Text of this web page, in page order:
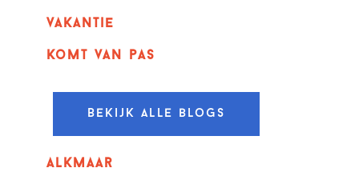
vakantie
komt van pas
Bekijk alle blogs
alkmaar